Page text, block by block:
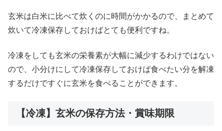
玄米は白米に比べて炊くのに時間がかかるので、まとめて
炊いて冷凍保存しておけばとても便利ですね。
冷凍をしても玄米の栄養素が大幅に減少するわけではない
ので、小分けにして冷凍保存しておけば食べたい分を解凍
するだけですぐに玄米を食べることができます。
【冷凍】玄米の保存方法・賞味期限